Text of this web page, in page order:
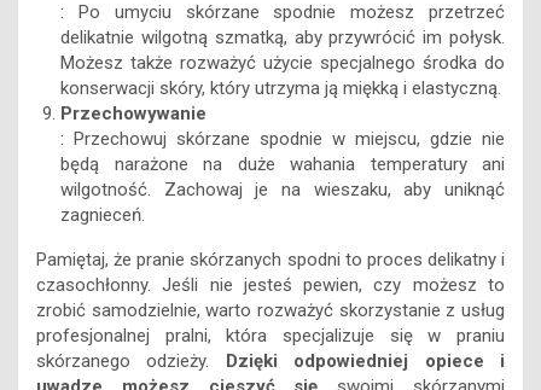
: Po umyciu skórzane spodnie możesz przetrzeć
delikatnie wilgotną szmatką, aby przywrócić im połysk.
Możesz także rozważyć użycie specjalnego środka do
konserwacji skóry, który utrzyma ją miękką i elastyczną.
Przechowywanie
: Przechowuj skórzane spodnie w miejscu, gdzie nie
będą narażone na duże wahania temperatury ani
wilgotność. Zachowaj je na wieszaku, aby uniknąć
zagnieceń.
Pamiętaj, że pranie skórzanych spodni to proces delikatny i
czasochłonny. Jeśli nie jesteś pewien, czy możesz to
zrobić samodzielnie, warto rozważyć skorzystanie z usług
profesjonalnej pralni, która specjalizuje się w praniu
skórzanego odzieży.
Dzięki odpowiedniej opiece i